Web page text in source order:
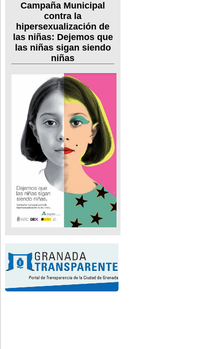
Campaña Municipal
contra la
hipersexualización de
las niñas: Dejemos que
las niñas sigan siendo
niñas